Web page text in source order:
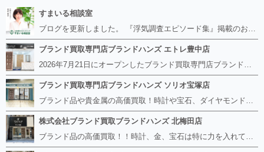
すまいる相談室
ブログを更新しました。 『浮気調査エピソード集』掲載のお知らせ https://smile-soudan.net/index.php?QBlog-20260808-1
ブランド買取専門店ブランドハンズ エトレ豊中店
2026年7月21日にオープンしたブランド買取専門店ブランドハンズ エトレ豊中店です。 阪急豊中駅直結のショッピングモール エトレとよなかの１階に店舗がございます。 金・貴金属、ブランド品、時計、宝石などその他ブランド食器や美容機器、ブランド香水や化粧品などの取り扱いもございます。 熟練の鑑定士が親切・丁寧に接客、査定をさせていただきます。 査定だけでもOK。お気軽にご来店下さいませ！
ブランド買取専門店ブランドハンズ ソリオ宝塚店
ブランド品や貴金属の高価買取！時計や宝石、ダイヤモンドなど家に眠っているものがあったら捨てる前にブランドハンズへお越しください。 査定料は無料、お値段が付くものかお調べいたします！ 宅配買取もありますので使っていない古いルイヴィトンのバッグや財布、壊れているオメガの時計、千切れている金のネックレスや指輪、小型家電も取り扱っておりますのでお気軽にご利用下さい☆ その他ブランド食器、銀シルバー製品、美容機器、脱毛器、スマホなど幅広く取り扱っております！
株式会社ブランド買取ブランドハンズ 北梅田店
ブランド品の高価買取！！時計、金、宝石は特に力を入れています！ ルイヴィトン、シャネル、ロレックス、エルメスはもちろん、グッチ、プラダ、セリーヌ、フェンディなどなど、 その他ブランド食器、銀シルバー製品、美容機器、脱毛器、スマホなど幅広く取り扱っているので まずは無料査定にお越しください！ 手数料は全て無料！全国対応の宅配買取も行っておりますのでお気軽にご連絡下さい！